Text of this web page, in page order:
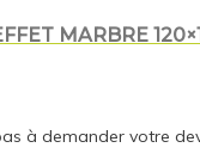
MARBRE
à demander votre